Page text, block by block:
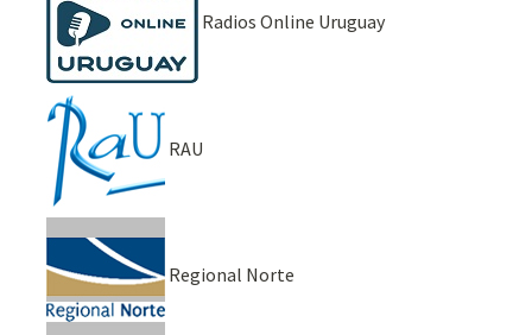
Radios Online Uruguay
RAU
Regional Norte